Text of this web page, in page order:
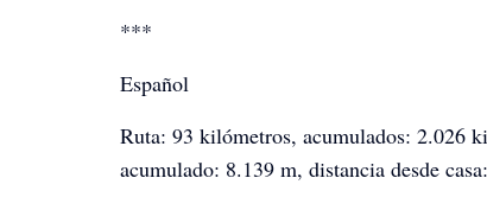
***
Español
Ruta: 93 kilómetros, acumulados: 2.026
acumulado: 8.139 m, distancia desde